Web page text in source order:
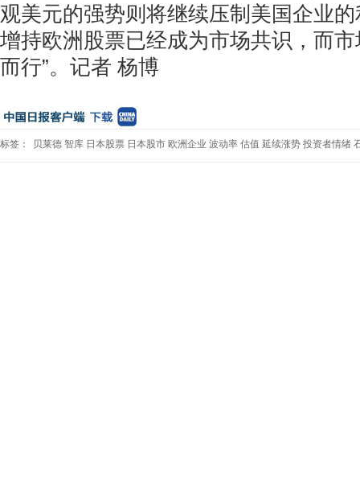
观美元的强势则将继续压制美国企业
增持欧洲股票已经成为市场共识，而
而行”。记者 杨博
标签： 贝莱德 智库 日本股票 日本股市 欧洲企业 波动率 估值 延续涨势 投资者情绪